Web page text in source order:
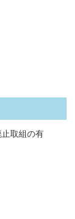
止取組の有